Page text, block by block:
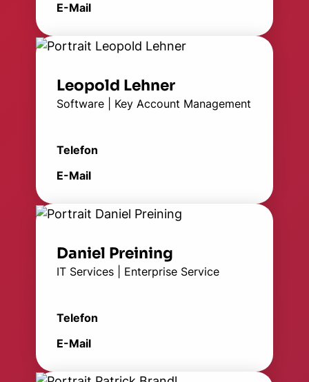
E-Mail
Leopold Lehner
Software | Key Account Management
Telefon
E-Mail
Daniel Preining
IT Services | Enterprise Service
Telefon
E-Mail